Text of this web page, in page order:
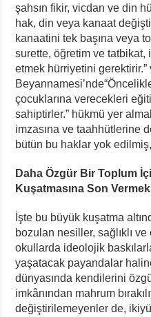
şahsın fikir, vicdan ve din
hak, din veya kanaat
kanaatini tek başına veya
surette, öğretim ve
etmek hürriyetini
çocuklarına verecekleri
sahiptirler.” hükmü yer
imzasına ve taahhütlerine
bütün bu haklar yok
Daha Özgür Bir Toplum
Kuşatmasına Son
İşte bu büyük kuşatma
bozulan nesiller, sağlıklı
okullarda ideolojik
yaşatacak payandalar
dünyasında kendilerini
imkânından mahrum
değiştirilemeyenler de,